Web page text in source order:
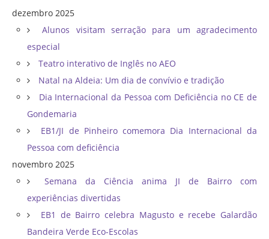
dezembro 2025
Alunos visitam serração para um agradecimento
especial
Teatro interativo de Inglês no AEO
Natal na Aldeia: Um dia de convívio e tradição
Dia Internacional da Pessoa com Deficiência no CE de
Gondemaria
EB1/JI de Pinheiro comemora Dia Internacional da
Pessoa com deficiência
novembro 2025
Semana da Ciência anima JI de Bairro com
experiências divertidas
EB1 de Bairro celebra Magusto e recebe Galardão
Bandeira Verde Eco-Escolas